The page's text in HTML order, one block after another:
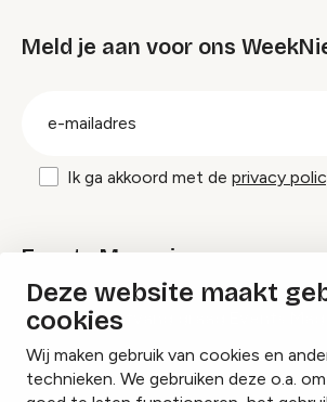
Deze website maakt
cookies
Wij maken gebruik van cookies en
technieken. We gebruiken deze o.a.
Meld je aan voor ons
Ik ga akkoord met de privacy
Events Magazine
Ik ontvang graag Events